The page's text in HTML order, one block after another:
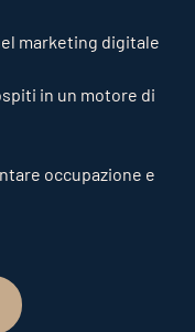
marketing digitale
in un motore di
occupazione e